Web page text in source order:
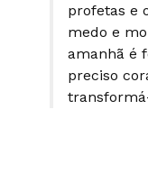
profetas e
medo e
amanhã é
preciso